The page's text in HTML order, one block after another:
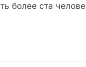
более ста